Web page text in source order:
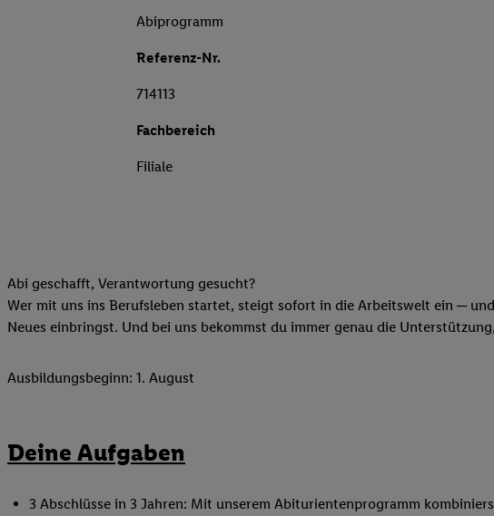
Abiprogramm
Referenz-Nr.
714113
Fachbereich
Filiale
Abi geschafft, Verantwortung gesucht?
Wer mit uns ins Berufsleben startet, steigt sofort in die Arbeitswelt ein ─
Neues einbringst. Und bei uns bekommst du immer genau die
Ausbildungsbeginn: 1. August
Deine Aufgaben
3 Abschlüsse in 3 Jahren: Mit unserem Abiturientenprogramm